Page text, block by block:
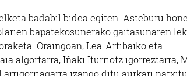
badabil bidea egiten. Asteburu
bapatekosunerako gaitasunaren
Oraingoan, Lea-Artibaiko eta
algortarra, Iñaki Iturriotz igorreztarra,
arrigorriagarra izango ditu aurkari